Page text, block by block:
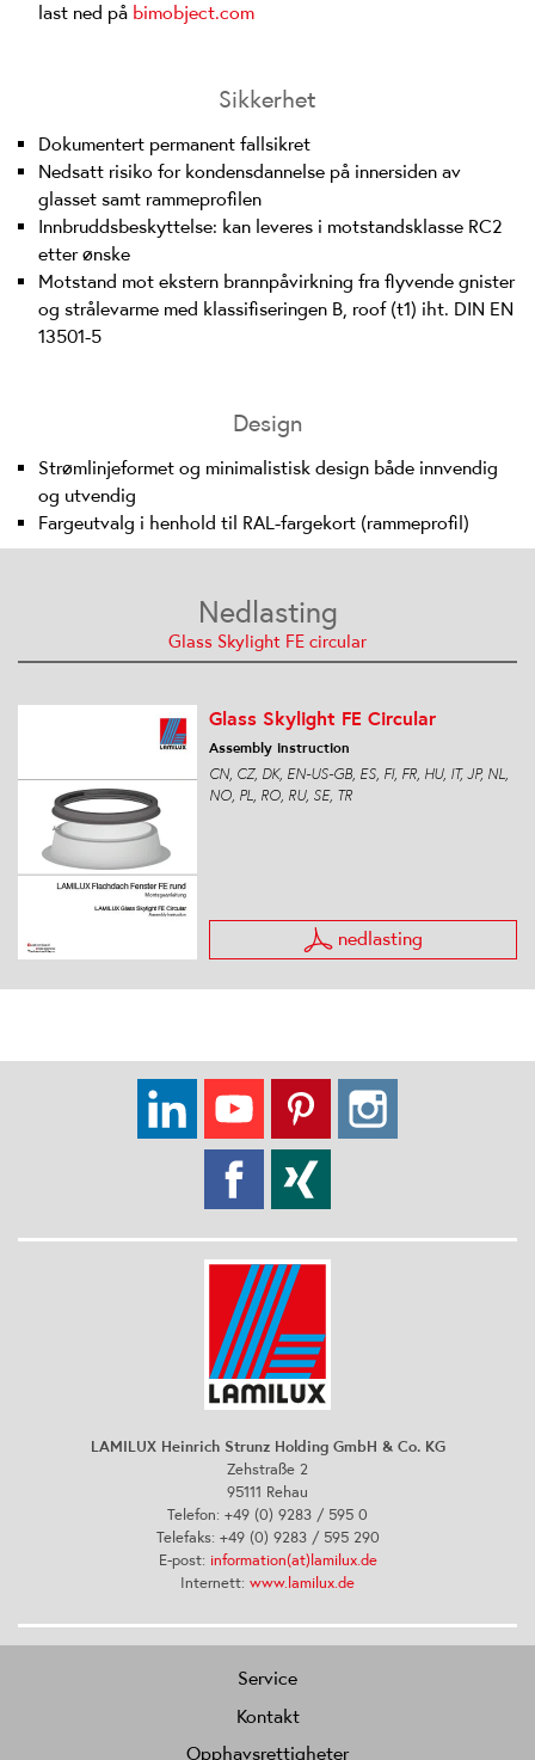
last ned på bimobject.com
Sikkerhet
Dokumentert permanent fallsikret
Nedsatt risiko for kondensdannelse på innersiden av
glasset samt rammeprofilen
Innbruddsbeskyttelse: kan leveres i motstandsklasse RC2
etter ønske
Motstand mot ekstern brannpåvirkning fra flyvende gnister
og strålevarme med klassifiseringen B, roof (t1) iht. DIN EN
13501-5
Design
Strømlinjeformet og minimalistisk design både innvendig
og utvendig
Fargeutvalg i henhold til RAL-fargekort (rammeprofil)
Nedlasting
Glass Skylight FE circular
Glass Skylight FE Circular
Assembly instruction
CN, CZ, DK, EN-US-GB, ES, FI, FR, HU, IT, JP, NL,
NO, PL, RO, RU, SE, TR
nedlasting
LAMILUX Heinrich Strunz Holding GmbH & Co. KG
Zehstraße 2
95111 Rehau
Telefon: +49 (0) 9283 / 595 0
Telefaks: +49 (0) 9283 / 595 290
E-post: information(at)lamilux.de
Internett: www.lamilux.de
Service
Kontakt
Opphavsrettigheter